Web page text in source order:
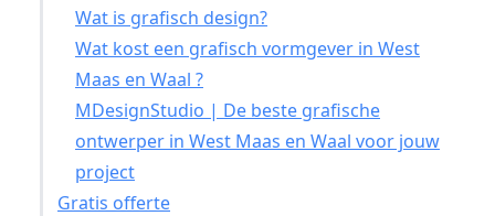
Wat is grafisch design?
Wat kost een grafisch vormgever in West
Maas en Waal ?
MDesignStudio | De beste grafische
ontwerper in West Maas en Waal voor jouw
project
Gratis offerte